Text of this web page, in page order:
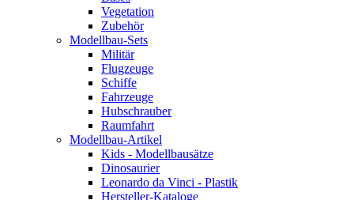
Vegetation
Zubehör
Modellbau-Sets
Militär
Flugzeuge
Schiffe
Fahrzeuge
Hubschrauber
Raumfahrt
Modellbau-Artikel
Kids - Modellbausätze
Dinosaurier
Leonardo da Vinci - Plastik
Hersteller-Kataloge